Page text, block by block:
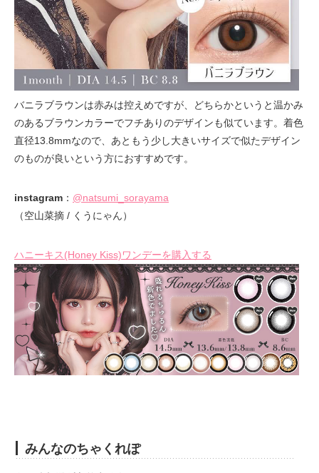
バニラブラウンは赤みは控えめですが、どちらかというと温かみ
のあるブラウンカラーでフチありのデザインも似ています。着色
直径13.8mmなので、あともう少し大きいサイズで似たデザイン
のものが良いという方におすすめです。
instagram ： @natsumi_sorayama
（空山菜摘 / くうにゃん）
ハニーキス(Honey Kiss)ワンデーを購入する
みんなのちゃくれぽ